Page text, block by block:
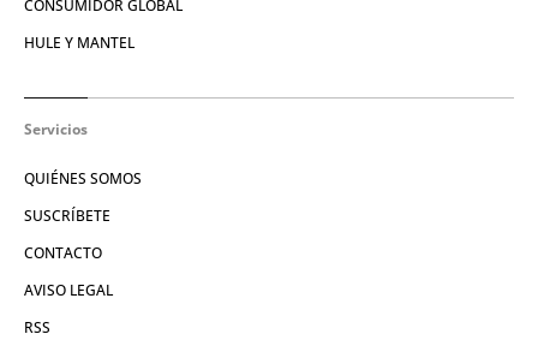
CONSUMIDOR GLOBAL
HULE Y MANTEL
Servicios
QUIÉNES SOMOS
SUSCRÍBETE
CONTACTO
AVISO LEGAL
RSS